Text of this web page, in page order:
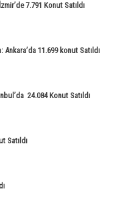
7.791 Konut Satıldı
Ankara’da 11.699 konut Satıldı
24.084 Konut Satıldı
Satıldı